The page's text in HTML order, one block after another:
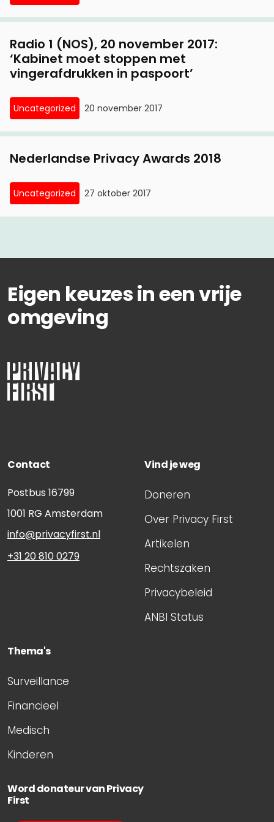
26 februari, 2016
Hoge Raad torpedeert kentekenparkeren
Radio Veronica, 8 november 2015: interview met
voorzitter Privacy First over rechtszaken tegen
Hof Amsterdam zet streep door
kentekenparkeren
kentekenparkeren
Radio 1 (NOS), 20 november 2017:
‘Kabinet moet stoppen met
vingerafdrukken in paspoort’
Uncategorized 20 november 2017
Nederlandse Privacy Awards 2018
Uncategorized 27 oktober 2017
Eigen keuzes in een vrije
omgeving
Contact
Postbus 16799
1001 RG Amsterdam
info@privacyfirst.nl
+31 20 810 0279
Vind je weg
Doneren
Over Privacy First
Artikelen
Rechtszaken
Privacybeleid
ANBI Status
Thema's
Surveillance
Financieel
Medisch
Kinderen
Word donateur van Privacy
First